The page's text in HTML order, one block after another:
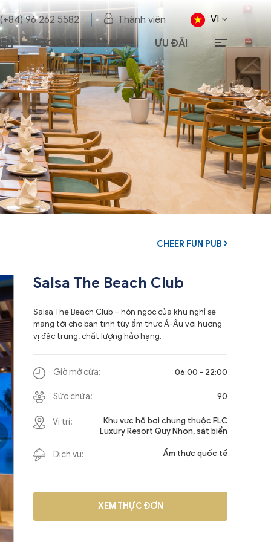
96 262 5582 Thành viên VI
ZOO SAFARI PARK ƯU ĐÃI
CHEER FUN PUB
Salsa The Beach Club
Salsa The Beach Club – hòn ngọc của khu nghỉ sẽ
mang tới cho bạn tinh túy ẩm thực Á-Âu với hương
vị đặc trưng, chất lượng hảo hạng.
Giờ mở cửa: 06:00 - 22:00
Sức chứa: 90
Vị trí:
Khu vực hồ bơi chung thuộc FLC
Luxury Resort Quy Nhon, sát biển
Dịch vụ: Ẩm thực quốc tế
XEM THỰC ĐƠN